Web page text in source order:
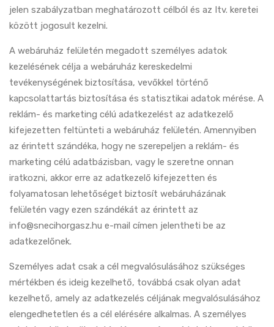
jelen szabályzatban meghatározott célból és az Itv. keretei
között jogosult kezelni.
A webáruház felületén megadott személyes adatok
kezelésének célja a webáruház kereskedelmi
tevékenységének biztosítása, vevőkkel történő
kapcsolattartás biztosítása és statisztikai adatok mérése. A
reklám- és marketing célú adatkezelést az adatkezelő
kifejezetten feltünteti a webáruház felületén. Amennyiben
az érintett szándéka, hogy ne szerepeljen a reklám- és
marketing célú adatbázisban, vagy le szeretne onnan
iratkozni, akkor erre az adatkezelő kifejezetten és
folyamatosan lehetőséget biztosít webáruházának
felületén vagy ezen szándékát az érintett az
info@snecihorgasz.hu e-mail címen jelentheti be az
adatkezelőnek.
Személyes adat csak a cél megvalósulásához szükséges
mértékben és ideig kezelhető, továbbá csak olyan adat
kezelhető, amely az adatkezelés céljának megvalósulásához
elengedhetetlen és a cél elérésére alkalmas. A személyes